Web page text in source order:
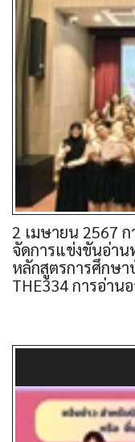
2 เมษายน 2567
จัดการแข่งขันอ่าน
หลักสูตรการศึกษ
THE334 การอ่าน